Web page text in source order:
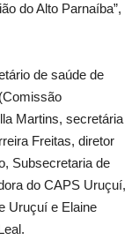
do Alto Parnaíba”,
de saúde de
Martins, secretária
Freitas, diretor
Subsecretaria de
do CAPS Uruçuí,
Uruçuí e Elaine